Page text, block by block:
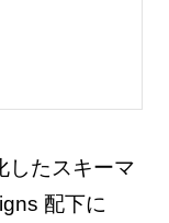
したスキーマ
配下に